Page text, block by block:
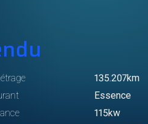
135.207km
Essence
115kw